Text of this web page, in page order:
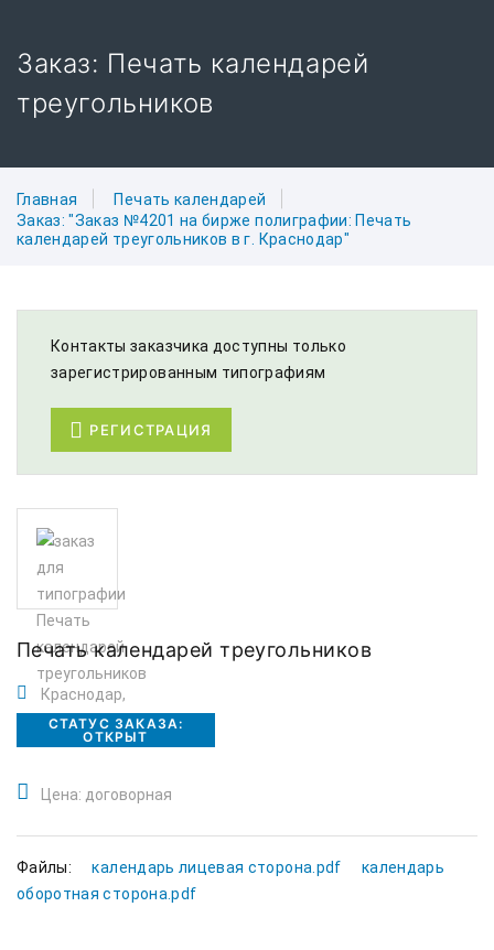
Заказ: Печать календарей
треугольников
Главная
Печать календарей
Заказ: "Заказ №4201 на бирже полиграфии: Печать
календарей треугольников в г. Краснодар"
Контакты заказчика доступны только
зарегистрированным типографиям
РЕГИСТРАЦИЯ
Печать календарей треугольников
Краснодар,
СТАТУС ЗАКАЗА:
ОТКРЫТ
Цена: договорная
Файлы: календарь лицевая сторона.pdf
календарь
оборотная сторона.pdf